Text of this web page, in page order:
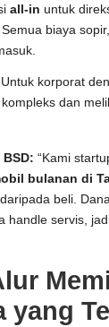
all-in untuk
biaya
Untuk korporat
dan
“Kami
bulanan di
beli.
handle servis,
yang